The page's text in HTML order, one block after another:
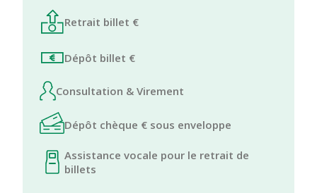
Retrait billet €
Dépôt billet €
Consultation & Virement
Dépôt chèque € sous enveloppe
Assistance vocale pour le retrait de
billets